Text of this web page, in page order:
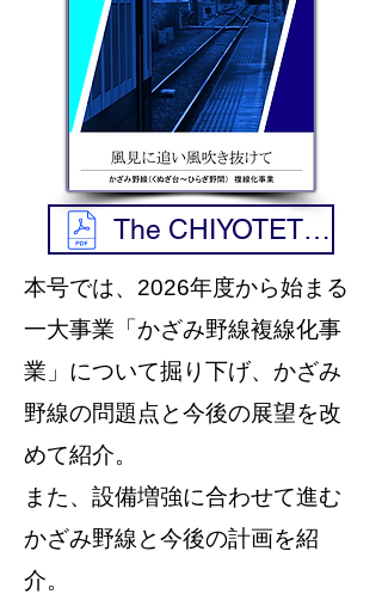
The CHIYOTETSU Way - 2026
本号では、 2026年度から始まる
一大事業「かざみ野線複線化事
業」 について掘り下げ、かざみ
野線の問題点と今後の展望を改
めて紹介。
また、設備増強に合わせて進む
かざみ野線と今後の計画を紹
介。